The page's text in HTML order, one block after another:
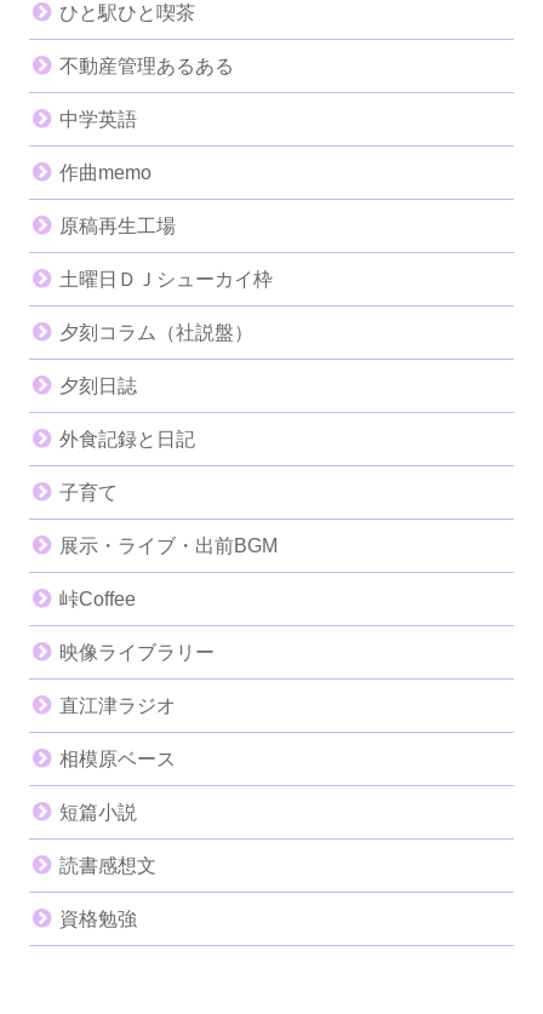
ひと駅ひと喫茶
不動産管理あるある
中学英語
作曲memo
原稿再生工場
土曜日ＤＪシューカイ枠
夕刻コラム（社説盤）
夕刻日誌
外食記録と日記
子育て
展示・ライブ・出前BGM
峠Coffee
映像ライブラリー
直江津ラジオ
相模原ベース
短篇小説
読書感想文
資格勉強